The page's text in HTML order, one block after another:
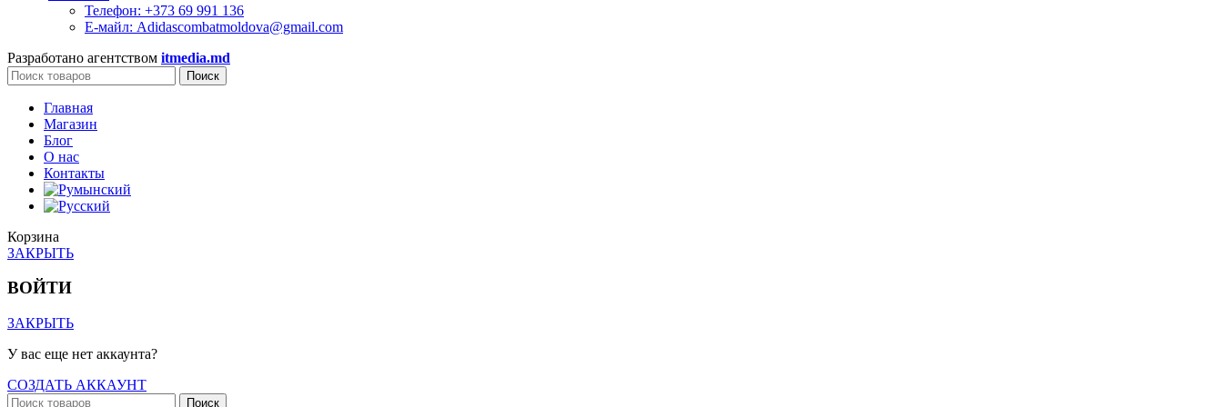
Телефон: +373 69 991 136
Е-майл: Adidascombatmoldova@gmail.com
Разработано агентством itmedia.md
Поиск
Главная
Магазин
Блог
О нас
Контакты
Корзина
ЗАКРЫТЬ
ВОЙТИ
ЗАКРЫТЬ
У вас еще нет аккаунта?
СОЗДАТЬ АККАУНТ
Поиск